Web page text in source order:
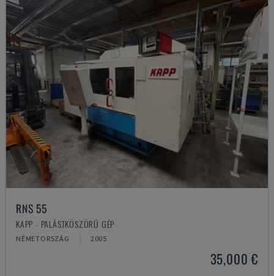
RNS 55
KAPP - PALÁSTKÖSZÖRŰ GÉP
NÉMETORSZÁG 2005
35,000 €